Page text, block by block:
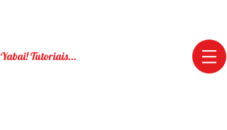
Yabai! Tutoriais...